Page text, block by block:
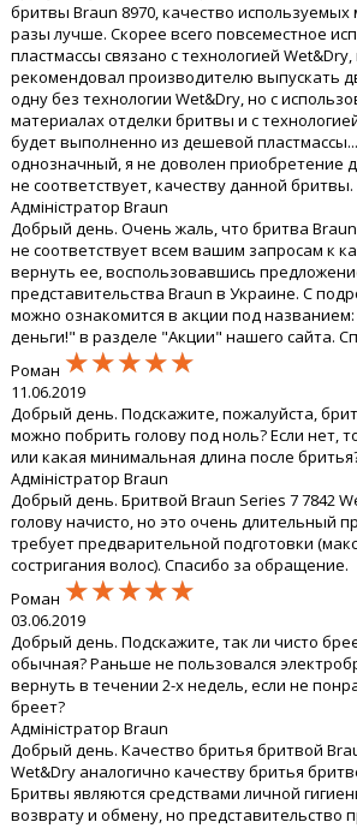
бритвы Braun 8970, качество
разы лучше. Скорее всего повсеместное
пластмассы связано с технологией
рекомендовал производителю выпускать
одну без технологии Wet&Dry, но с
материалах отделки бритвы и с
будет выполненно из дешевой
однозначный, я не доволен приобретение
не соответствует, качеству данной бритвы.
Адміністратор Braun
Добрый день. Очень жаль, что бритва Braun
не соответствует всем вашим запросам к
вернуть ее, воспользовавшись
представительства Braun в Украине. С
можно ознакомится в акции под
деньги!" в разделе "Акции" нашего сайта.
Роман ★★★★★
★★★★★
★★★★★
11.06.2019
Добрый день. Подскажите, пожалуйста,
можно побрить голову под ноль? Если нет,
или какая минимальная длина после
Адміністратор Braun
Добрый день. Бритвой Braun Series 7 7842
голову начисто, но это очень длительный
требует предварительной подготовки
состригания волос). Спасибо за обращение.
Роман ★★★★★
★★★★★
★★★★★
03.06.2019
Добрый день. Подскажите, так ли чисто
обычная? Раньше не пользовался
вернуть в течении 2-х недель, если не
бреет?
Адміністратор Braun
Добрый день. Качество бритья бритвой
Wet&Dry аналогично качеству бритья
Бритвы являются средствами личной
возврату и обмену, но представительство